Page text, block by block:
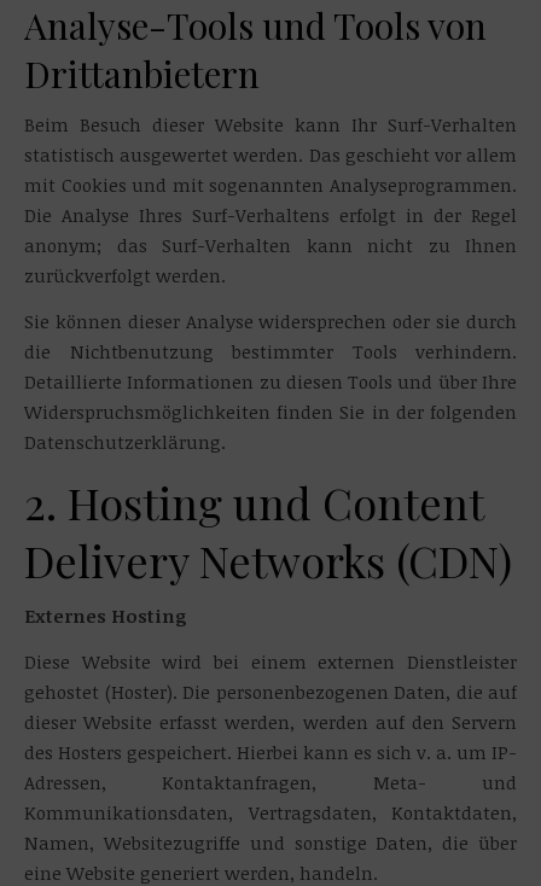
Analyse-Tools und Tools von
Drittanbietern
Beim Besuch dieser Website kann Ihr Surf-Verhalten
statistisch ausgewertet werden. Das geschieht vor allem
mit Cookies und mit sogenannten Analyseprogrammen.
Die Analyse Ihres Surf-Verhaltens erfolgt in der Regel
anonym; das Surf-Verhalten kann nicht zu Ihnen
zurückverfolgt werden.
Sie können dieser Analyse widersprechen oder sie durch
die Nichtbenutzung bestimmter Tools verhindern.
Detaillierte Informationen zu diesen Tools und über Ihre
Widerspruchsmöglichkeiten finden Sie in der folgenden
Datenschutzerklärung.
2. Hosting und Content
Delivery Networks (CDN)
Externes Hosting
Diese Website wird bei einem externen Dienstleister
gehostet (Hoster). Die personenbezogenen Daten, die auf
dieser Website erfasst werden, werden auf den Servern
des Hosters gespeichert. Hierbei kann es sich v. a. um IP-
Adressen, Kontaktanfragen, Meta- und
Kommunikationsdaten, Vertragsdaten, Kontaktdaten,
Namen, Websitezugriffe und sonstige Daten, die über
eine Website generiert werden, handeln.